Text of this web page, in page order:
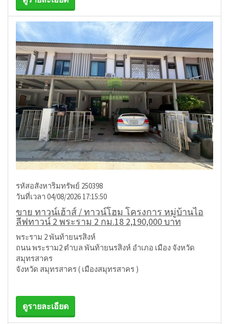
รหัสอสังหาริมทรัพย์ 250398
วันที่เวลา 04/08/2026 17:15:50
ขาย ทาวน์เฮ้าส์ / ทาวน์โฮม โครงการ หมู่บ้านไอ
ลีฟทาวน์ 2 พระราม 2 กม.18 2,190,000 บาท
พระราม 2 พันท้ายนรสิงห์
ถนน พระราม2 ตำบล พันท้ายนรสิงห์ อำเภอ เมือง จังหวัด
สมุทรสาคร
จังหวัด สมุทรสาคร ( เมืองสมุทรสาคร )
ดูรายละเอียด